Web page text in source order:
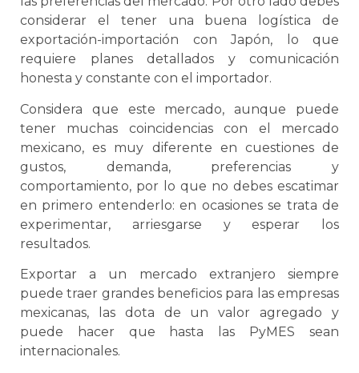
considerar el tener una buena
logística de
exportación-importación con Japón, lo que
requiere planes detallados y comunicación
honesta y constante con el importador.
Considera que este mercado, aunque puede
tener muchas coincidencias con el mercado
mexicano, es muy diferente en cuestiones de
gustos, demanda, preferencias y
comportamiento, por lo que no debes escatimar
en primero entenderlo: en ocasionesse trata de
experimentar, arriesgarse y esperar los
resultados.
Exportar a un mercado extranjero siempre
puede traer grandes beneficios para las empresas
mexicanas, las dota de un valor agregado y
puede hacer que hasta las PyMES sean
internacionales.